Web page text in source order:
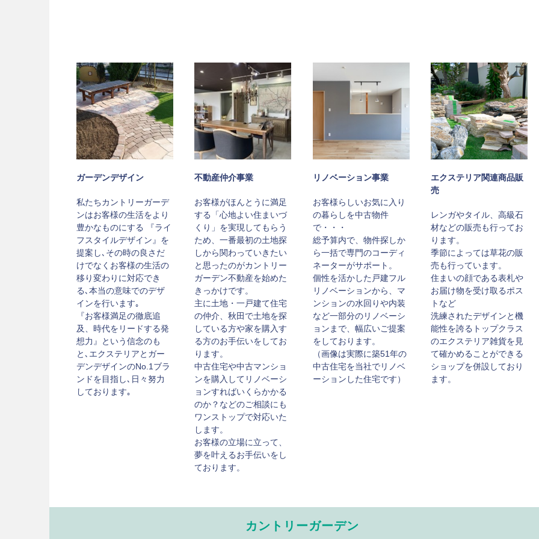
ガーデンデザイン
私たちカントリーガーデ
ンはお客様の生活をより
豊かなものにする 『ライ
フスタイルデザイン』を
提案し､その時の良さだ
けでなくお客様の生活の
移り変わりに対応でき
る､本当の意味でのデザ
インを行います｡
『お客様満足の徹底追
及、時代をリードする発
想力』という信念のも
と､エクステリアとガー
デンデザインのNo.1ブラ
ンドを目指し､日々努力
しております｡
不動産仲介事業
お客様がほんとうに満足
する「心地よい住まいづ
くり」を実現してもらう
ため、一番最初の土地探
しから関わっていきたい
と思ったのがカントリー
ガーデン不動産を始めた
きっかけです。
主に土地・一戸建て住宅
の仲介、秋田で土地を探
している方や家を購入す
る方のお手伝いをしてお
ります。
中古住宅や中古マンショ
ンを購入してリノベーシ
ョンすればいくらかかる
のか？などのご相談にも
ワンストップで対応いた
します。
お客様の立場に立って、
夢を叶えるお手伝いをし
ております。
リノベーション事業
お客様らしいお気に入り
の暮らしを中古物件
で・・・
総予算内で、物件探しか
ら一括で専門のコーディ
ネーターがサポート。
個性を活かした戸建フル
リノベーションから、マ
ンションの水回りや内装
など一部分のリノベーシ
ョンまで、幅広いご提案
をしております。
（画像は実際に築51年の
中古住宅を当社でリノベ
ーションした住宅です）
エクステリア関連商品販
売
レンガやタイル、高級石
材などの販売も行ってお
ります。
季節によっては草花の販
売も行っています。
住まいの顔である表札や
お届け物を受け取るポス
トなど
洗練されたデザインと機
能性を誇るトップクラス
のエクステリア雑貨を見
て確かめることができる
ショップを併設しており
ます。
カントリーガーデン